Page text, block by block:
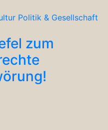
Politik & Gesellschaft
zum